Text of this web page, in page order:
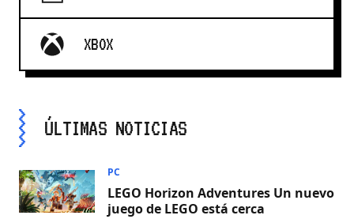
XBOX
ÚLTIMAS NOTICIAS
PC
LEGO Horizon Adventures Un nuevo
juego de LEGO está cerca